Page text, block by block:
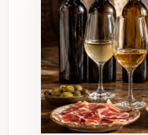
Trauben
Frische
Individuelle
Privater